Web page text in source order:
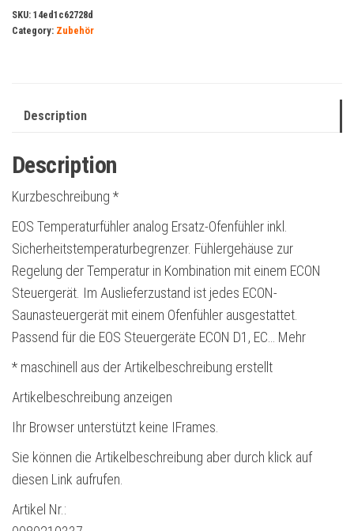
SKU: 14ed1c62728d
Category: Zubehör
Description
Description
Kurzbeschreibung *
EOS Temperaturfühler analog Ersatz-Ofenfühler inkl.
Sicherheitstemperaturbegrenzer. Fühlergehäuse zur
Regelung der Temperatur in Kombination mit einem ECON
Steuergerät. Im Auslieferzustand ist jedes ECON-
Saunasteuergerät mit einem Ofenfühler ausgestattet.
Passend für die EOS Steuergeräte ECON D1, EC… Mehr
* maschinell aus der Artikelbeschreibung erstellt
Artikelbeschreibung anzeigen
Ihr Browser unterstützt keine IFrames.
Sie können die Artikelbeschreibung aber durch klick auf
diesen Link aufrufen.
Artikel Nr.: